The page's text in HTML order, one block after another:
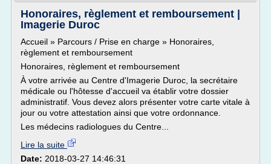
Honoraires, règlement et remboursement |
Imagerie Duroc
Accueil » Parcours / Prise en charge » Honoraires,
règlement et remboursement
Honoraires, règlement et remboursement
À votre arrivée au Centre d'Imagerie Duroc, la secrétaire
médicale ou l'hôtesse d'accueil va établir votre dossier
administratif. Vous devez alors présenter votre carte vitale à
jour ou votre attestation ainsi que votre ordonnance.
Les médecins radiologues du Centre...
Lire la suite
Date: 2018-03-27 14:46:31